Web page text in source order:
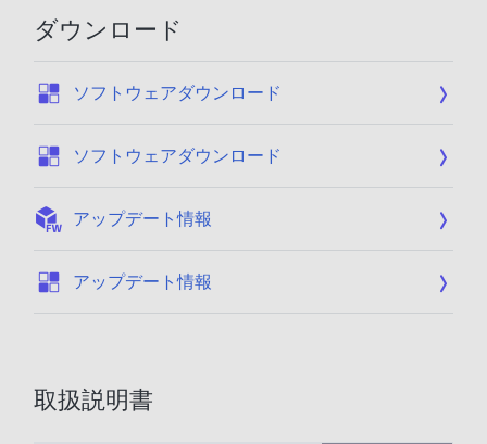
ダウンロード
ソフトウェアダウンロード
ソフトウェアダウンロード
アップデート情報
アップデート情報
取扱説明書